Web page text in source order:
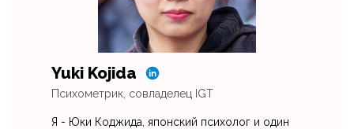
Yuki Kojida
Психометрик, совладелец IGT
Я - Юки Коджида, японский психолог и один